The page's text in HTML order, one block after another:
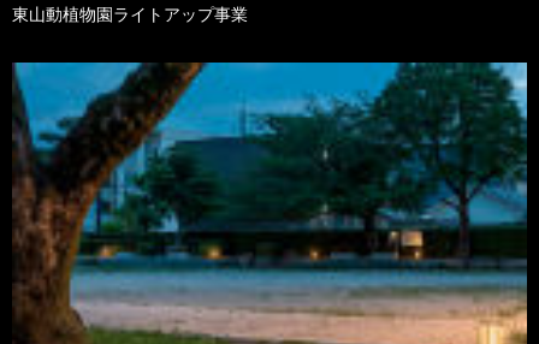
東山動植物園ライトアップ事業